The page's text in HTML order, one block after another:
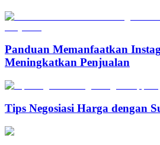
Panduan Memanfaatkan
Meningkatkan Penjualan
Tips Negosiasi Harga dengan